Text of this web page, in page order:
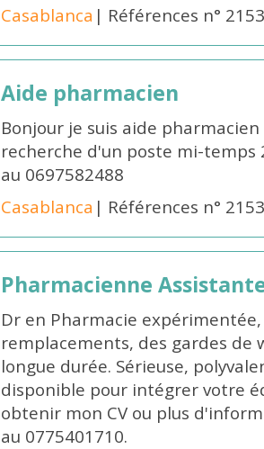
Casablanca | Références n°
Aide pharmacien
Bonjour je suis aide
recherche d'un poste mi-temps
au 0697582488
Casablanca | Références n°
Pharmacienne
Dr en Pharmacie
remplacements, des gardes de
longue durée. Sérieuse,
disponible pour intégrer votre
obtenir mon CV ou plus
au 0775401710.